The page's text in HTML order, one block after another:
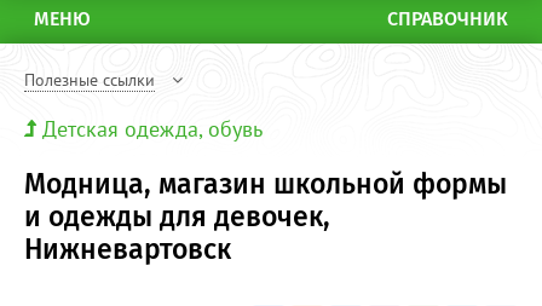
МЕНЮ СПРАВОЧНИК
Полезные ссылки
Детская одежда, обувь
Модница, магазин школьной формы
и одежды для девочек,
Нижневартовск